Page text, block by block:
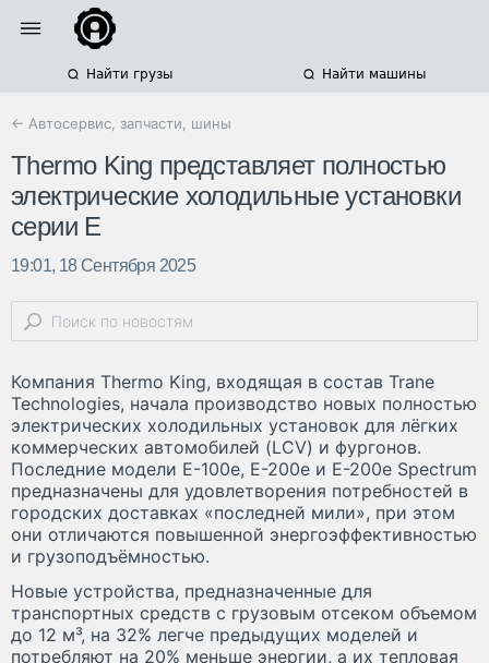
Найти грузы Найти машины
← Автосервис, запчасти, шины
Thermo King представляет полностью
электрические холодильные установки
серии E
19:01, 18 Сентября 2025
Компания Thermo King, входящая в состав Trane
Technologies, начала производство новых полностью
электрических холодильных установок для лёгких
коммерческих автомобилей (LCV) и фургонов.
Последние модели E-100e, E-200e и E-200e Spectrum
предназначены для удовлетворения потребностей в
городских доставках «последней мили», при этом
они отличаются повышенной энергоэффективностью
и грузоподъёмностью.
Новые устройства, предназначенные для
транспортных средств с грузовым отсеком объемом
до 12 м³, на 32% легче предыдущих моделей и
потребляют на 20% меньше энергии, а их тепловая